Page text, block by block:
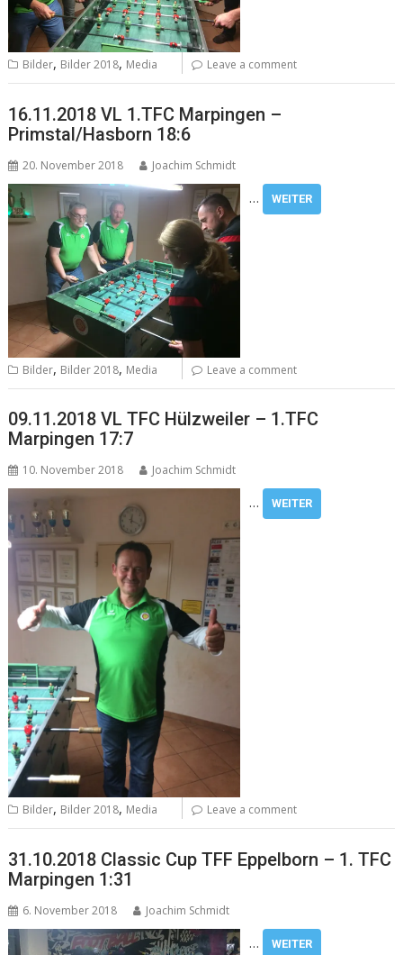
Bilder, Bilder 2018, Media Leave a comment
16.11.2018 VL 1.TFC Marpingen –
Primstal/Hasborn 18:6
20. November 2018 Joachim Schmidt
… WEITER
Bilder, Bilder 2018, Media Leave a comment
09.11.2018 VL TFC Hülzweiler – 1.TFC
Marpingen 17:7
10. November 2018 Joachim Schmidt
… WEITER
Bilder, Bilder 2018, Media Leave a comment
31.10.2018 Classic Cup TFF Eppelborn – 1. TFC
Marpingen 1:31
6. November 2018 Joachim Schmidt
… WEITER